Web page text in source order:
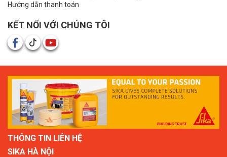
Hướng dẫn thanh toán
KẾT NỐI VỚI CHÚNG TÔI
THÔNG TIN LIÊN HỆ
SIKA HÀ NỘI